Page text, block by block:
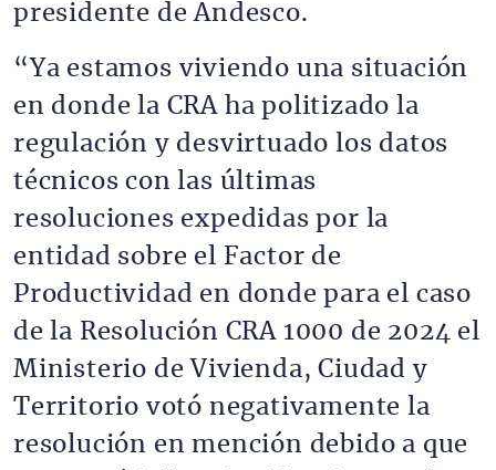
presidente de Andesco.
“Ya estamos viviendo una situación
en donde la CRA ha politizado la
regulación y desvirtuado los datos
técnicos con las últimas
resoluciones expedidas por la
entidad sobre el Factor de
Productividad en donde para el caso
de la Resolución CRA 1000 de 2024 el
Ministerio de Vivienda, Ciudad y
Territorio votó negativamente la
resolución en mención debido a que